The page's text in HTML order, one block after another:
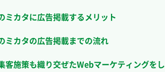
ミカタに広告掲載するメリット
ミカタの広告掲載までの流れ
客施策も織り交ぜたWebマーケティングをし